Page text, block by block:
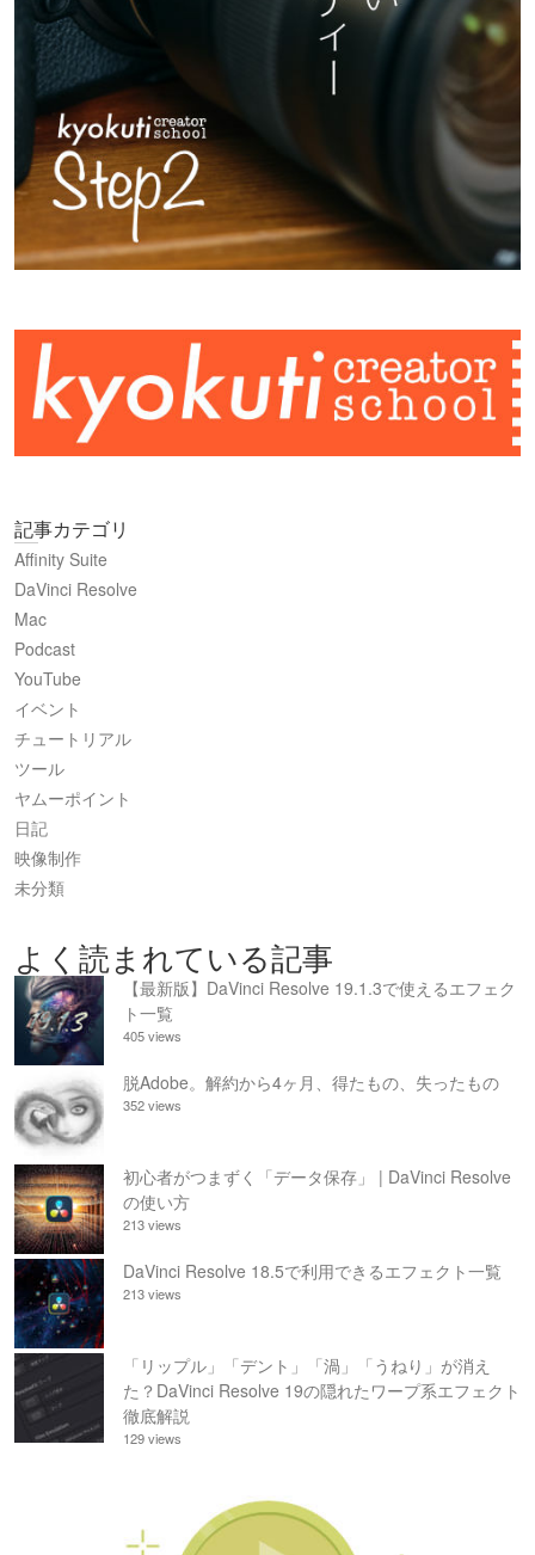
記事カテゴリ
Affinity Suite
DaVinci Resolve
Mac
Podcast
YouTube
イベント
チュートリアル
ツール
ヤムーポイント
日記
映像制作
未分類
よく読まれている記事
【最新版】DaVinci Resolve 19.1.3で使えるエフェク
ト一覧
405 views
脱Adobe。解約から4ヶ月、得たもの、失ったもの
352 views
初心者がつまずく「データ保存」 | DaVinci Resolve
の使い方
213 views
DaVinci Resolve 18.5で利用できるエフェクト一覧
213 views
「リップル」「デント」「渦」「うねり」が消え
た？DaVinci Resolve 19の隠れたワープ系エフェクト
徹底解説
129 views